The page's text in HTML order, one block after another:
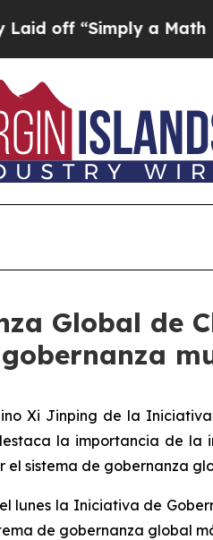
a Math Problem
Global de
Xi Jinping de la
la importancia de
sistema de gobernanza
lunes la Iniciativa de
de gobernanza global